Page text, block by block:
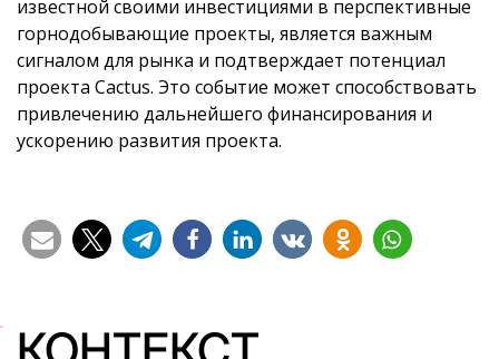
известной своими инвестициями в перспективные
горнодобывающие проекты, является важным
сигналом для рынка и подтверждает потенциал
проекта Cactus. Это событие может способствовать
привлечению дальнейшего финансирования и
ускорению развития проекта.